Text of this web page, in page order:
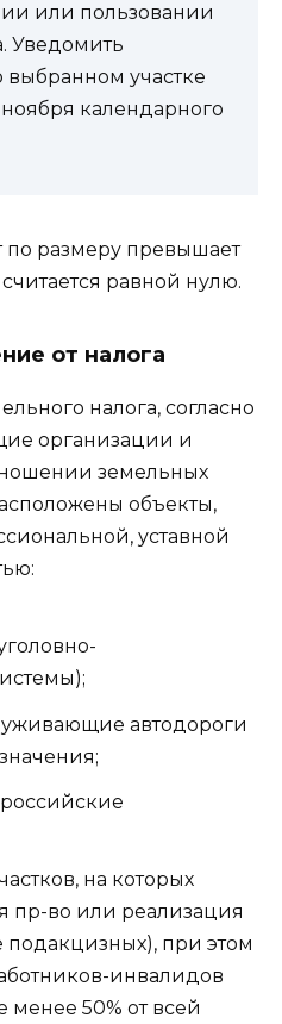
или пользовании
Уведомить
выбранном участке
календарного
по размеру превышает
равной нулю.
от налога
налога, согласно
организации и
земельных
объекты,
уставной
автодороги
на которых
пр-во или реализация
подакцизных), при этом
инвалидов
менее 50% от всей